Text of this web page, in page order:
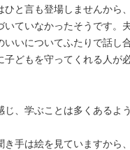
ひと言も登場しませんから
いていなかったそうです。
いいについてふたりで話し
子どもを守ってくれる人が
、学ぶことは多くあるよう
手は絵を見ていますから